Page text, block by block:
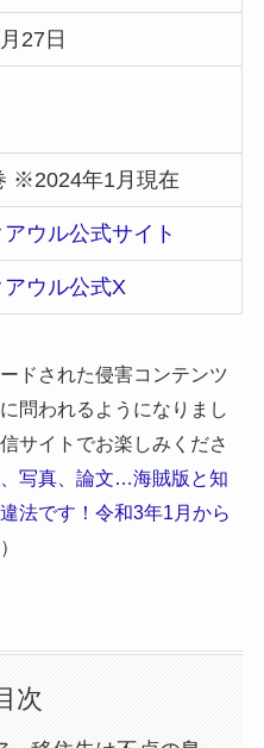
27日
※2024年1月現在
ウル公式サイト
アウル公式X
ドされた侵害コンテンツ
問われるようになりまし
サイトでお楽しみくださ
写真、論文…海賊版と知
法です！令和3年1月から
次